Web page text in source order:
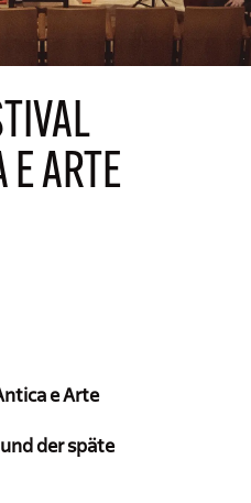
ARTE
e Arte
der späte